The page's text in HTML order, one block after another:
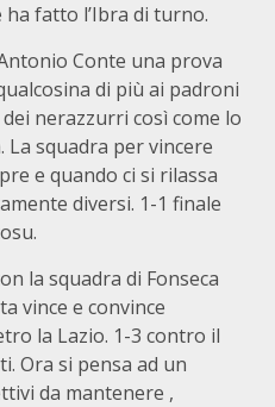
fatto l’Ibra di turno.
Conte una prova
di più ai padroni
nerazzurri così come lo
squadra per vincere
e quando ci si rilassa
diversi. 1-1 finale
la squadra di Fonseca
vince e convince
la Lazio. 1-3 contro il
Ora si pensa ad un
da mantenere ,